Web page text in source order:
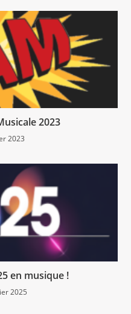
2023
2023
en musique !
2025